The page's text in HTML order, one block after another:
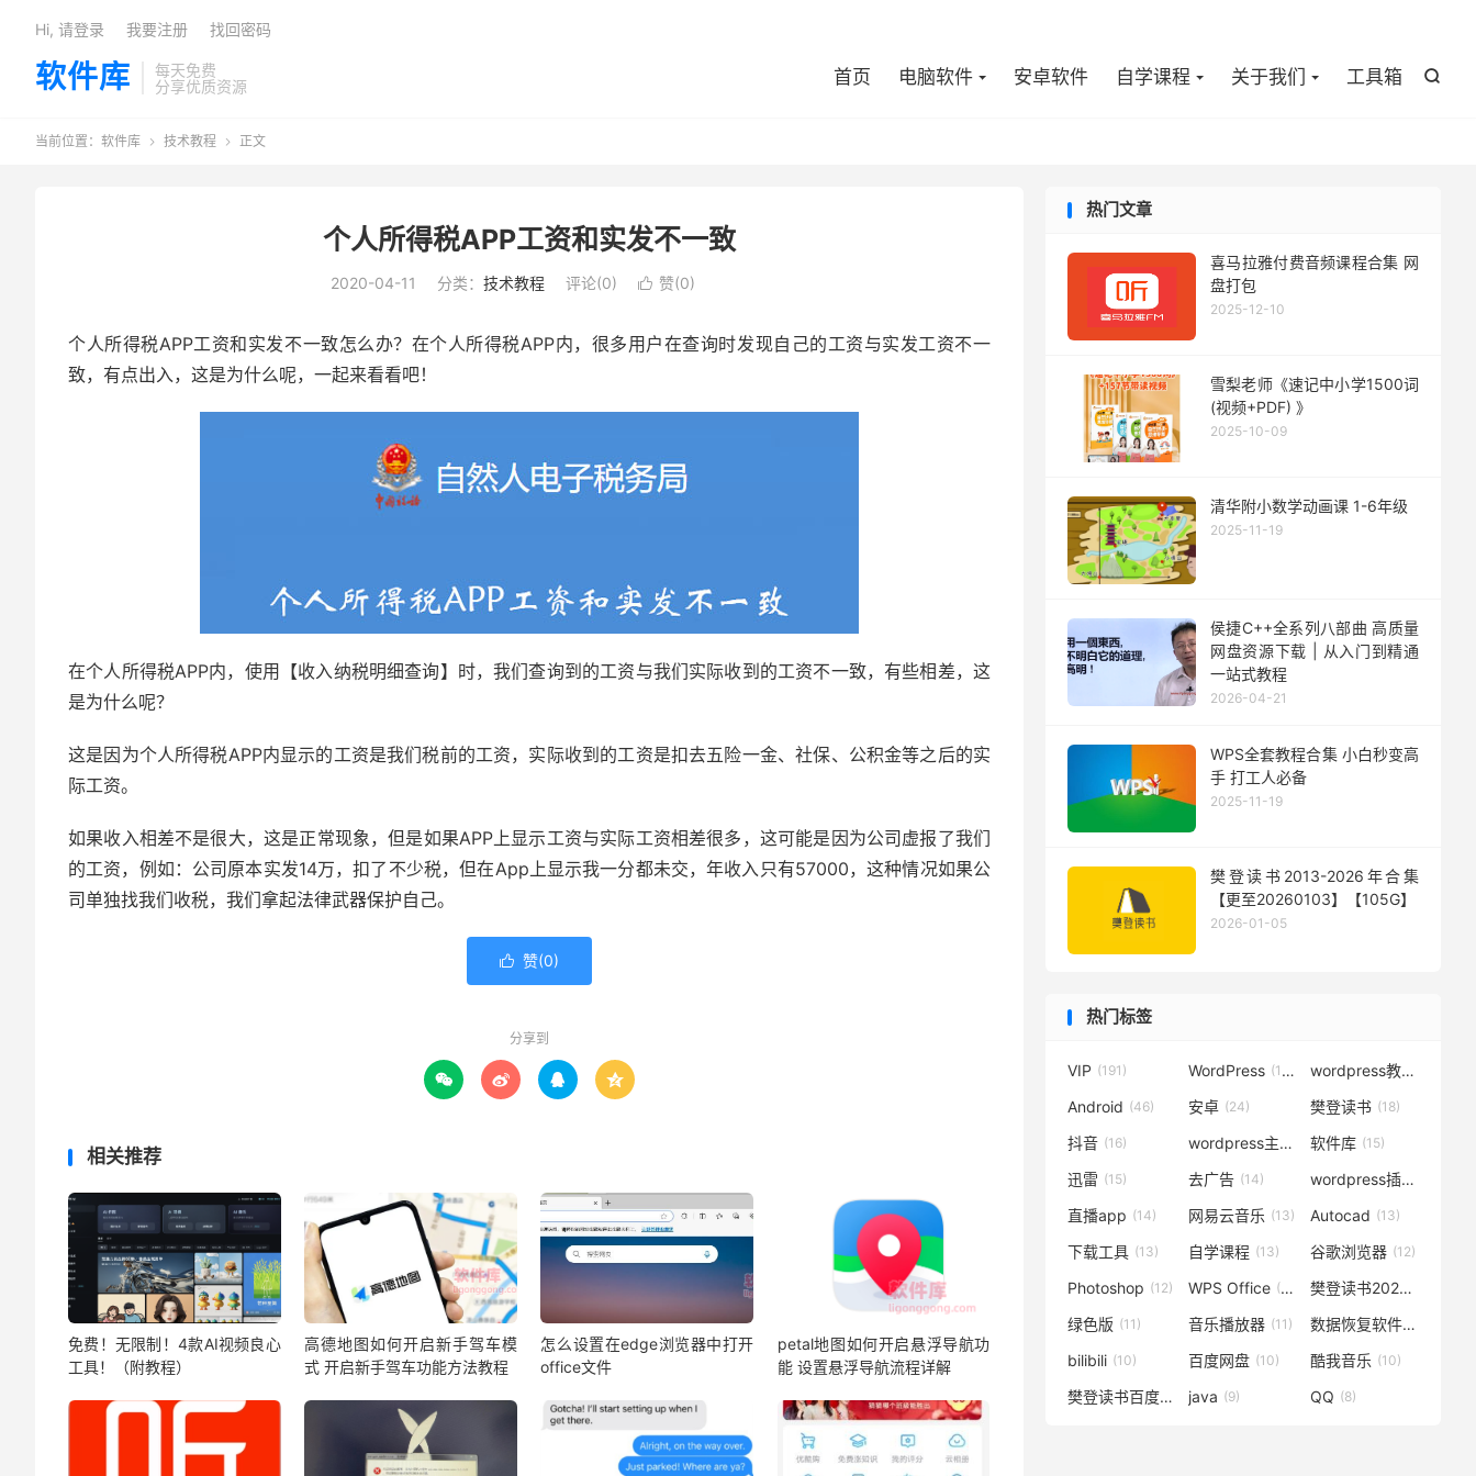
软件库
每天免费
分享优质资源

首页 电脑软件 安卓软件 自学课程 关于我们 工具箱
Hi, 请登录 我要注册 找回密码
当前位置： 软件库  技术教程  正文
个人所得税APP工资和实发不一致
2020-04-11 分类： 技术教程 评论(0)  赞(0)
个人所得税APP工资和实发不一致怎么办？在个人所得税APP内，很多用户在查询时发现自己的工资与实发工资不一
致，有点出入，这是为什么呢，一起来看看吧！
在个人所得税APP内，使用【收入纳税明细查询】时，我们查询到的工资与我们实际收到的工资不一致，有些相差，这
是为什么呢？
这是因为个人所得税APP内显示的工资是我们税前的工资，实际收到的工资是扣去五险一金、社保、公积金等之后的实
际工资。
如果收入相差不是很大，这是正常现象，但是如果APP上显示工资与实际工资相差很多，这可能是因为公司虚报了我们
的工资，例如：公司原本实发14万，扣了不少税，但在App上显示我一分都未交，年收入只有57000，这种情况如果公
司单独找我们收税，我们拿起法律武器保护自己。
 赞(0)
分享到
   
相关推荐
免费！无限制！4款AI视频良心
工具！（附教程）
高德地图如何开启新手驾车模
式 开启新手驾车功能方法教程
怎么设置在edge浏览器中打开
office文件
petal地图如何开启悬浮导航功
能 设置悬浮导航流程详解
热门文章
喜马拉雅付费音频课程合集 网
盘打包
2025-12-10
雪梨老师《速记中小学1500词
(视频+PDF) 》
2025-10-09
清华附小数学动画课 1-6年级
2025-11-19
侯捷C++全系列八部曲 高质量
网盘资源下载 | 从入门到精通
一站式教程
2026-04-21
WPS全套教程合集 小白秒变高
手 打工人必备
2025-11-19
樊登读书2013-2026年合集
【更至20260103】【105G】
2026-01-05
热门标签
VIP (191) WordPress (119) wordpress教程
Android (46) 安卓 (24) 樊登读书 (18)
抖音 (16) wordpress主题 (15)
软件库 (15)
迅雷 (15) 去广告 (14) wordpress插件
直播app (14) 网易云音乐 (13) Autocad (13)
下载工具 (13) 自学课程 (13) 谷歌浏览器 (12)
Photoshop (12) WPS Office (12) 樊登读书2020
绿色版 (11) 音乐播放器 (11) 数据恢复软件(11)
bilibili (10) 百度网盘 (10) 酷我音乐 (10)
樊登读书百度云 (10)
java (9) QQ (8)